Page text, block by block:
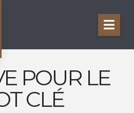
POUR LE
CLÉ